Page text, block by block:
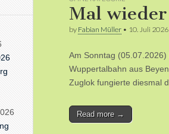
Mal
by Fabian Müller • 10. Juli 2026
Am Sonntag
Wuppertalbahn aus
Zuglok fungierte diesmal
Read more →